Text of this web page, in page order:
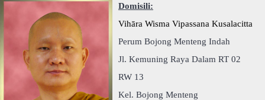
Domisili:
Vihāra Wisma Vipassana Kusalacitta
Perum Bojong Menteng Indah
Jl. Kemuning Raya Dalam RT 02
RW 13
Kel. Bojong Menteng